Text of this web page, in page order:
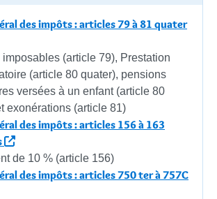
des impôts : articles 79 à 81 quater
imposables (article 79), Prestation
(article 80 quater), pensions
versées à un enfant (article 80
exonérations (article 81)
des impôts : articles 156 à 163
de 10 % (article 156)
des impôts : articles 750 ter à 757C